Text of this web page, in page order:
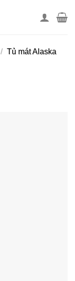
/ Tủ mát Alaska